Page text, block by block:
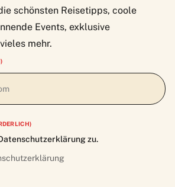
schönsten Reisetipps, coole
Events, exklusive
mehr.
zu.